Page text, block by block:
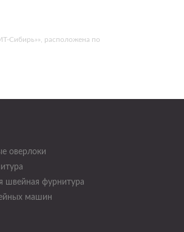
Сибирь»», расположена по
оверлоки
швейная фурнитура
машин